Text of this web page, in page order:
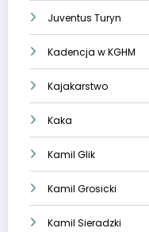
Juventus Turyn
Kadencja w KGHM
Kajakarstwo
Kaka
Kamil Glik
Kamil Grosicki
Kamil Sieradzki